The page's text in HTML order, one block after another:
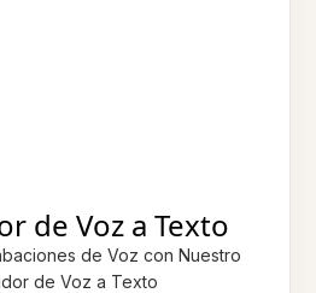
de Voz a Texto
de Voz con Nuestro
de Voz a Texto